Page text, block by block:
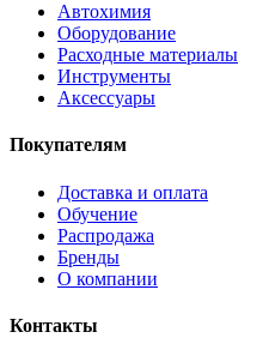
Автохимия
Оборудование
Расходные материалы
Инструменты
Аксессуары
Покупателям
Доставка и оплата
Обучение
Распродажа
Бренды
О компании
Контакты